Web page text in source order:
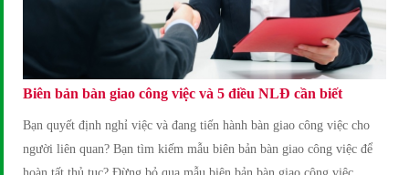
Biên bản bàn giao công việc và 5 điều NLĐ cần biết
Bạn quyết định nghỉ việc và đang tiến hành bàn giao công việc cho
người liên quan? Bạn tìm kiếm mẫu biên bản bàn giao công việc để